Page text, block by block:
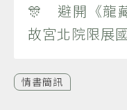
🎊 避開《龍
故宮北院限展
情書簡訊